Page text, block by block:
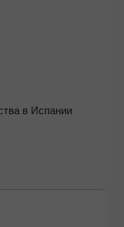
в Испании